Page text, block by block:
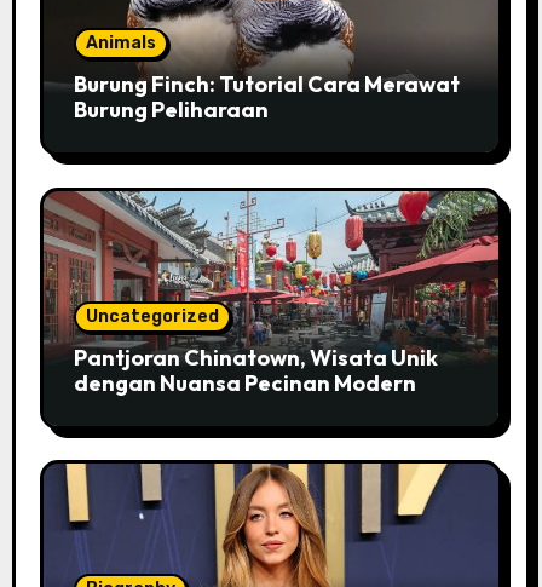
Animals
Burung Finch: Tutorial Cara Merawat
Burung Peliharaan
Uncategorized
Pantjoran Chinatown, Wisata Unik
dengan Nuansa Pecinan Modern